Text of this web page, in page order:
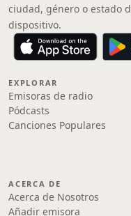
ciudad, género o estado
dispositivo.
EXPLORAR
Emisoras de radio
Pódcasts
Canciones Populares
ACERCA DE
Acerca de Nosotros
Añadir emisora